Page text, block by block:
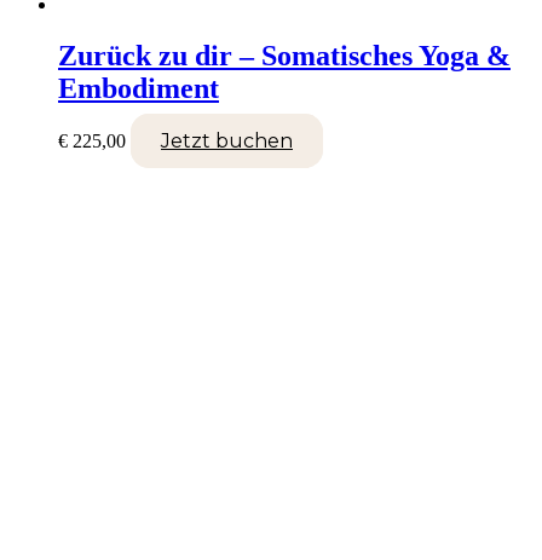
Zurück zu dir – Somatisches Yoga &
Embodiment
€ 225,00 Jetzt buchen